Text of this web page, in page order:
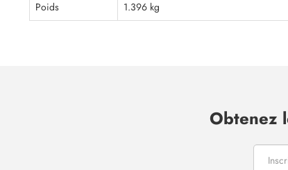
Poids
1.396 kg
Obtenez